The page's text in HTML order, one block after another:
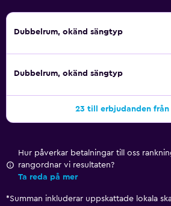
Dubbelrum, okänd sängtyp
Dubbelrum, okänd sängtyp
23 till erbjudanden från
Hur påverkar betalningar till oss
rangordnar vi resultaten?
Ta reda på mer
*Summan inkluderar uppskattade lokala